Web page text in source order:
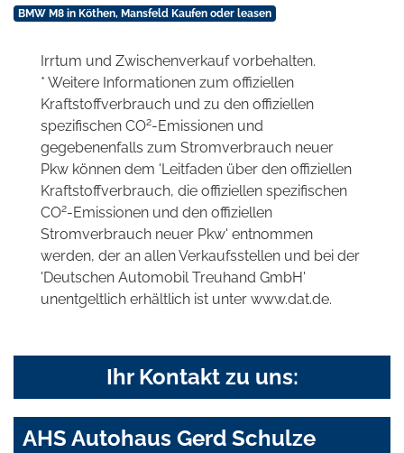
BMW M8 in Köthen, Mansfeld Kaufen oder leasen
Irrtum und Zwischenverkauf vorbehalten.
* Weitere Informationen zum offiziellen
Kraftstoffverbrauch und zu den offiziellen
spezifischen CO2-Emissionen und
gegebenenfalls zum Stromverbrauch neuer
Pkw können dem 'Leitfaden über den offiziellen
Kraftstoffverbrauch, die offiziellen spezifischen
CO2-Emissionen und den offiziellen
Stromverbrauch neuer Pkw' entnommen
werden, der an allen Verkaufsstellen und bei der
'Deutschen Automobil Treuhand GmbH'
unentgeltlich erhältlich ist unter www.dat.de.
Ihr Kontakt zu uns:
AHS Autohaus Gerd Schulze